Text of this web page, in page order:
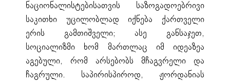
ნაციონალისტებისათვის საზოგადოებრივი
საკითხი უცილობლად იქნება ქართველი
ერის გამთიშველი; ასე განსაჯეთ,
სოციალიზმი ხომ მართლაც იმ იდეაზეა
აგებული, რომ არსებობს მჩაგვრელი და
ჩაგრული. საპირისპიროდ, ჟორდანიას